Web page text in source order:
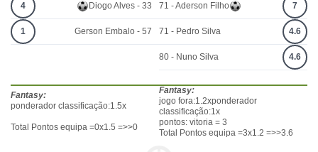
4 Diogo Alves - 33
1 Gerson Embalo - 57
71 - Aderson Filho 7
71 - Pedro Silva 4.6
80 - Nuno Silva 4.6
Fantasy:
ponderador classificação:1.5x
Total Pontos equipa =0x1.5 =>>0
Fantasy:
jogo fora:1.2xponderador
classificação:1x
pontos: vitoria = 3
Total Pontos equipa =3x1.2 =>>3.6